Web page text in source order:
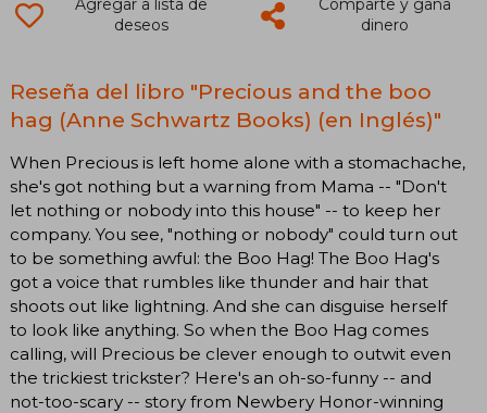
Agregar a lista de
deseos
Comparte y gana
dinero
Reseña del libro "Precious and the boo
hag (Anne Schwartz Books) (en Inglés)"
When Precious is left home alone with a stomachache,
she's got nothing but a warning from Mama -- "Don't
let nothing or nobody into this house" -- to keep her
company. You see, "nothing or nobody" could turn out
to be something awful: the Boo Hag! The Boo Hag's
got a voice that rumbles like thunder and hair that
shoots out like lightning. And she can disguise herself
to look like anything. So when the Boo Hag comes
calling, will Precious be clever enough to outwit even
the trickiest trickster? Here's an oh-so-funny -- and
not-too-scary -- story from Newbery Honor-winning